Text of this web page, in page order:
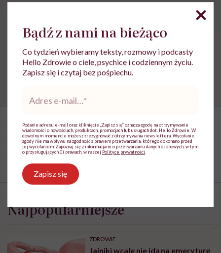
rodzinie to jest coś, bez czego
współczesna medycyna sobie nie
poradzi”
Najpopularniejsze
ZDROWIE
Jajniki wcale nie idą na emeryturę
Bądź z nami na bieżąco
Co tydzień wybieramy teksty, rozmowy i podcasty
Hello Zdrowie o ciele, psychice i codziennym życiu.
Zapisz się i czytaj bez pośpiechu.
mail*
Podanie adresu e-mail oraz kliknięcie „Zapisz się” oznacza zgodę na otrzymywanie
wiadomości o nowościach, produktach, promocjach lub usługach dot. Hello Zdrowie. W
dowolnym momencie możesz zrezygnować z otrzymywania newslettera. Wycofanie
zgody nie ma wpływu na zgodność z prawem przetwarzania, którego dokonano przed
jej wycofaniem. Zapoznaj się z informacjami o przetwarzaniu danych osobowych, w tym
o przysługujących Ci prawach, w naszej Polityce prywatności
Zapisz się